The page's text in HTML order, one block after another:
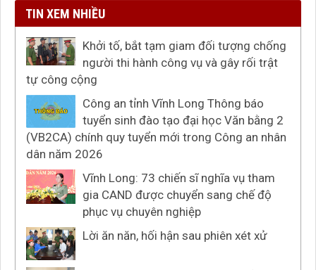
TIN XEM NHIỀU
Khởi tố, bắt tạm giam đối tượng chống
người thi hành công vụ và gây rối trật
tự công cộng
Công an tỉnh Vĩnh Long Thông báo
tuyển sinh đào tạo đại học Văn bằng 2
(VB2CA) chính quy tuyển mới trong Công an nhân
dân năm 2026
Vĩnh Long: 73 chiến sĩ nghĩa vụ tham
gia CAND được chuyển sang chế độ
phục vụ chuyên nghiệp
Lời ăn năn, hối hận sau phiên xét xử